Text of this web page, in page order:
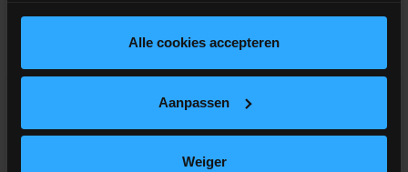
Alle cookies accepteren
Aanpassen
Weiger
G
R
A
T
I
S
V
E
R
Z
E
N
D
I
N
G